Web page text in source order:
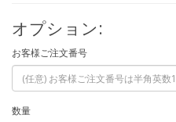
オプション:
お客様ご注文番号
数量